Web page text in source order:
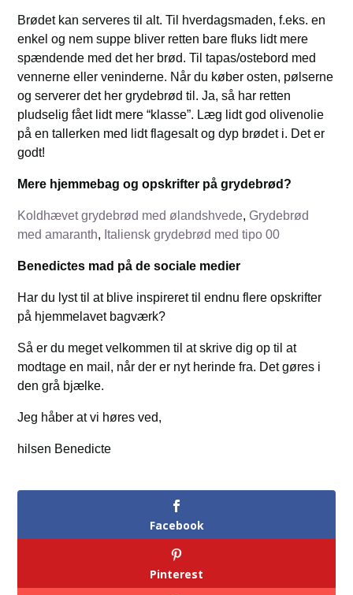
Brødet kan serveres til alt. Til hverdagsmaden, f.eks. en
enkel og nem suppe bliver retten bare fluks lidt mere
spændende med det her brød. Til tapas/ostebord med
vennerne eller veninderne. Når du køber osten, pølserne
og serverer det her grydebrød til. Ja, så har retten
pludselig fået lidt mere “klasse”. Læg lidt god olivenolie
på en tallerken med lidt flagesalt og dyp brødet i. Det er
godt!
Mere hjemmebag og opskrifter på grydebrød?
Koldhævet grydebrød med ølandshvede,Grydebrød
med amaranth, Italiensk grydebrød med tipo 00
Benedictes mad på de sociale medier
Har du lyst til at blive inspireret til endnu flere opskrifter
på hjemmelavet bagværk?
Så er du meget velkommen til at skrive dig op til at
modtage en mail, når der er nyt herinde fra. Det gøres i
den grå bjælke.
Jeg håber at vi høres ved,
hilsen Benedicte
Facebook
Pinterest